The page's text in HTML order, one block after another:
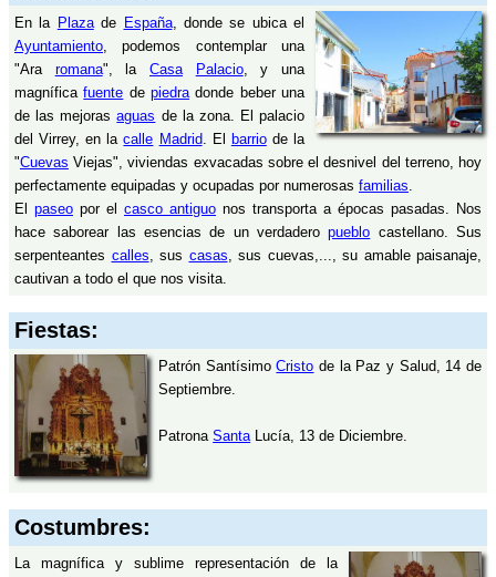
En la Plazade España, donde se ubica el
Ayuntamiento, podemos contemplar una
"Ara romana", laCasa Palacio, y una
magníficafuente depiedradonde beber una
de las mejorasaguas de la zona. El palacio
del Virrey, en lacalle Madrid. El barriode la
"Cuevas Viejas", viviendas exvacadas sobre el desnivel del terreno, hoy
perfectamente equipadas y ocupadas por numerosas familias.
El paseo por el casco antiguo nos transporta a épocas pasadas. Nos
hace saborear las esencias de un verdaderopueblo castellano. Sus
serpenteantes calles, sus casas, sus cuevas,..., su amable paisanaje,
cautivan a todo el que nos visita.
Fiestas:
Patrón SantísimoCristo de la Paz y Salud, 14 de
Septiembre.
PatronaSantaLucía, 13 de Diciembre.
Costumbres:
La magnífica y sublime representación de la